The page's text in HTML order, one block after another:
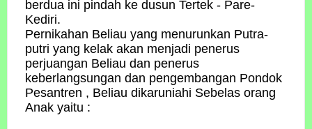
berdua ini pindah ke dusun Tertek - Pare-
Kediri.
Pernikahan Beliau yang menurunkan Putra-
putri yang kelak akan menjadi penerus
perjuangan Beliau dan penerus
keberlangsungan dan pengembangan Pondok
Pesantren , Beliau dikaruniahi Sebelas orang
Anak yaitu :